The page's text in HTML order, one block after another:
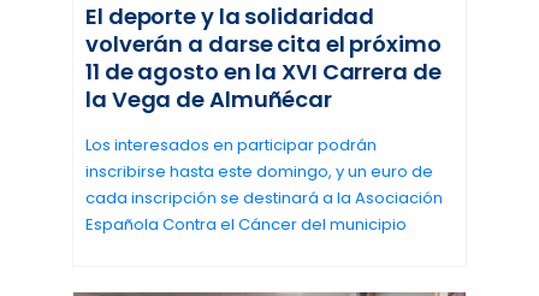
El deporte y la solidaridad
volverán a darse cita el próximo
11 de agosto en la XVI Carrera de
la Vega de Almuñécar
Los interesados en participar podrán
inscribirse hasta este domingo, y un euro de
cada inscripción se destinará a la Asociación
Española Contra el Cáncer del municipio